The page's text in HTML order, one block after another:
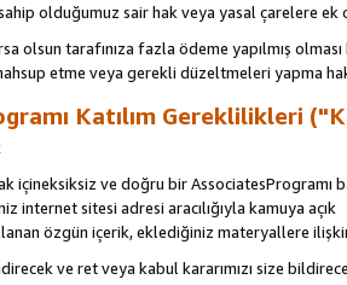
olduğumuz sair hak veya yasal çarelere
olsun tarafınıza fazla ödeme yapılmış
etme veya gerekli düzeltmeleri yapma
Katılım Gereklilikleri
içineksiksiz ve doğru bir AssociatesProgramı
internet sitesi adresi aracılığıyla kamuya
özgün içerik, eklediğiniz materyallere
ve ret veya kabul kararımızı size